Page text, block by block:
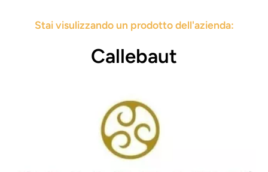
Stai visulizzando un prodotto dell'azienda:
Callebaut